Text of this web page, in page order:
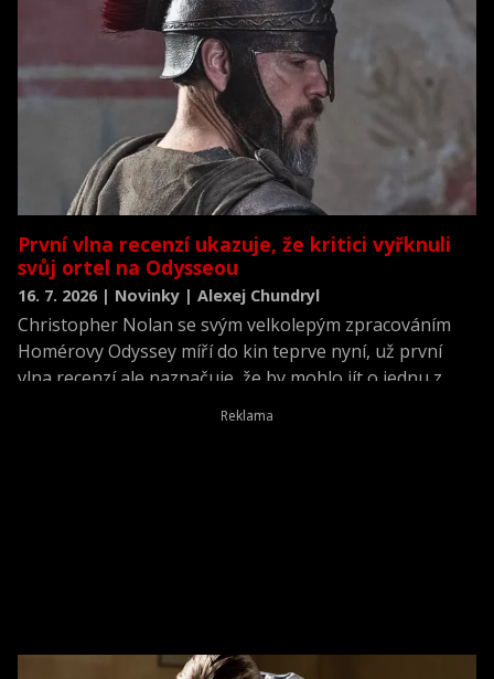
První vlna recenzí ukazuje, že kritici vyřknuli
svůj ortel na Odysseou
16. 7. 2026 | Novinky | Alexej Chundryl
Christopher Nolan se svým velkolepým zpracováním
Homérovy Odyssey míří do kin teprve nyní, už první
vlna recenzí ale naznačuje, že by mohlo jít o jednu z
nejlépe hodnocených premiér roku.